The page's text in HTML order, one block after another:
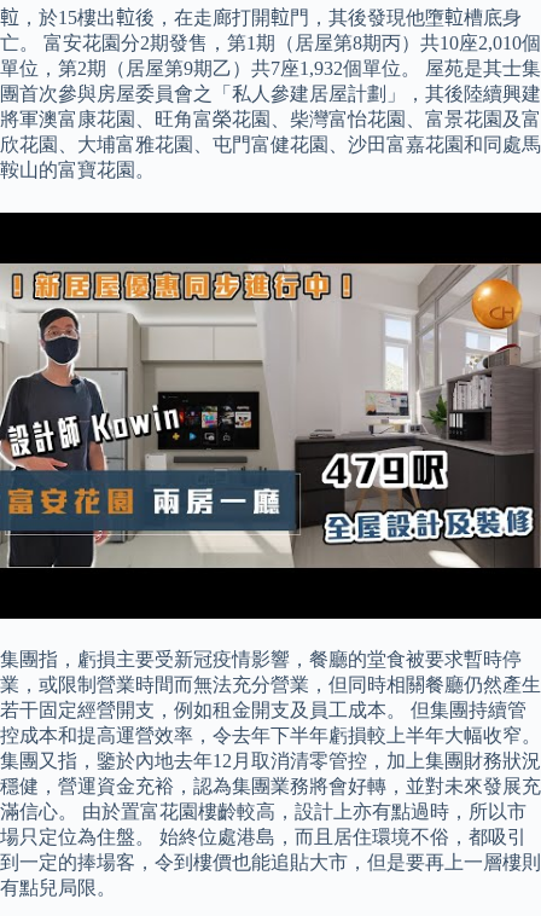
𨋢，於15樓出𨋢後，在走廊打開𨋢門，其後發現他墮𨋢槽底身
亡。 富安花園分2期發售，第1期（居屋第8期丙）共10座2,010個
單位，第2期（居屋第9期乙）共7座1,932個單位。 屋苑是其士集
團首次參與房屋委員會之「私人參建居屋計劃」，其後陸續興建
將軍澳富康花園、旺角富榮花園、柴灣富怡花園、富景花園及富
欣花園、大埔富雅花園、屯門富健花園、沙田富嘉花園和同處馬
鞍山的富寶花園。
集團指，虧損主要受新冠疫情影響，餐廳的堂食被要求暫時停
業，或限制營業時間而無法充分營業，但同時相關餐廳仍然產生
若干固定經營開支，例如租金開支及員工成本。 但集團持續管
控成本和提高運營效率，令去年下半年虧損較上半年大幅收窄。
集團又指，鑒於內地去年12月取消清零管控，加上集團財務狀況
穩健，營運資金充裕，認為集團業務將會好轉，並對未來發展充
滿信心。 由於置富花園樓齡較高，設計上亦有點過時，所以市
場只定位為住盤。 始終位處港島，而且居住環境不俗，都吸引
到一定的捧場客，令到樓價也能追貼大市，但是要再上一層樓則
有點兒局限。